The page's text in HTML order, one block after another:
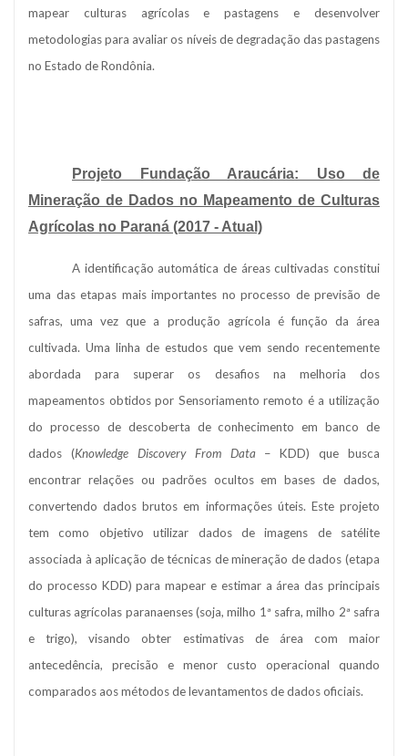
mapear culturas agrícolas e pastagens e desenvolver
metodologias para avaliar os níveis de degradação das pastagens
no Estado de Rondônia.
Projeto Fundação Araucária: Uso de
Mineração de Dados no Mapeamento de Culturas
Agrícolas no Paraná (2017 - Atual)
A identificação automática de áreas cultivadas constitui
uma das etapas mais importantes no processo de previsão de
safras, uma vez que a produção agrícola é função da área
cultivada. Uma linha de estudos que vem sendo recentemente
abordada para superar os desafios na melhoria dos
mapeamentos obtidos por Sensoriamento remoto é a utilização
do processo de descoberta de conhecimento em banco de
dados (Knowledge Discovery From Data – KDD) que busca
encontrar relações ou padrões ocultos em bases de dados,
convertendo dados brutos em informações úteis. Este projeto
tem como objetivo utilizar dados de imagens de satélite
associada à aplicação de técnicas de mineração de dados (etapa
do processo KDD) para mapear e estimar a área das principais
culturas agrícolas paranaenses (soja, milho 1ª safra, milho 2ª safra
e trigo), visando obter estimativas de área com maior
antecedência, precisão e menor custo operacional quando
comparados aos métodos de levantamentos de dados oficiais.